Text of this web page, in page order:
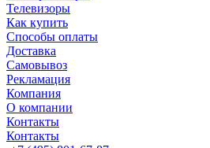
Телевизоры
Как купить
Способы оплаты
Доставка
Самовывоз
Рекламация
Компания
О компании
Контакты
Контакты